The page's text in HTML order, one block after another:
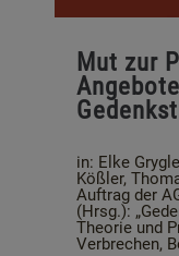
Mut zur
in: Elke
Kößler,
Auftrag der
(Hrsg.):
Theorie und
Verbrechen,